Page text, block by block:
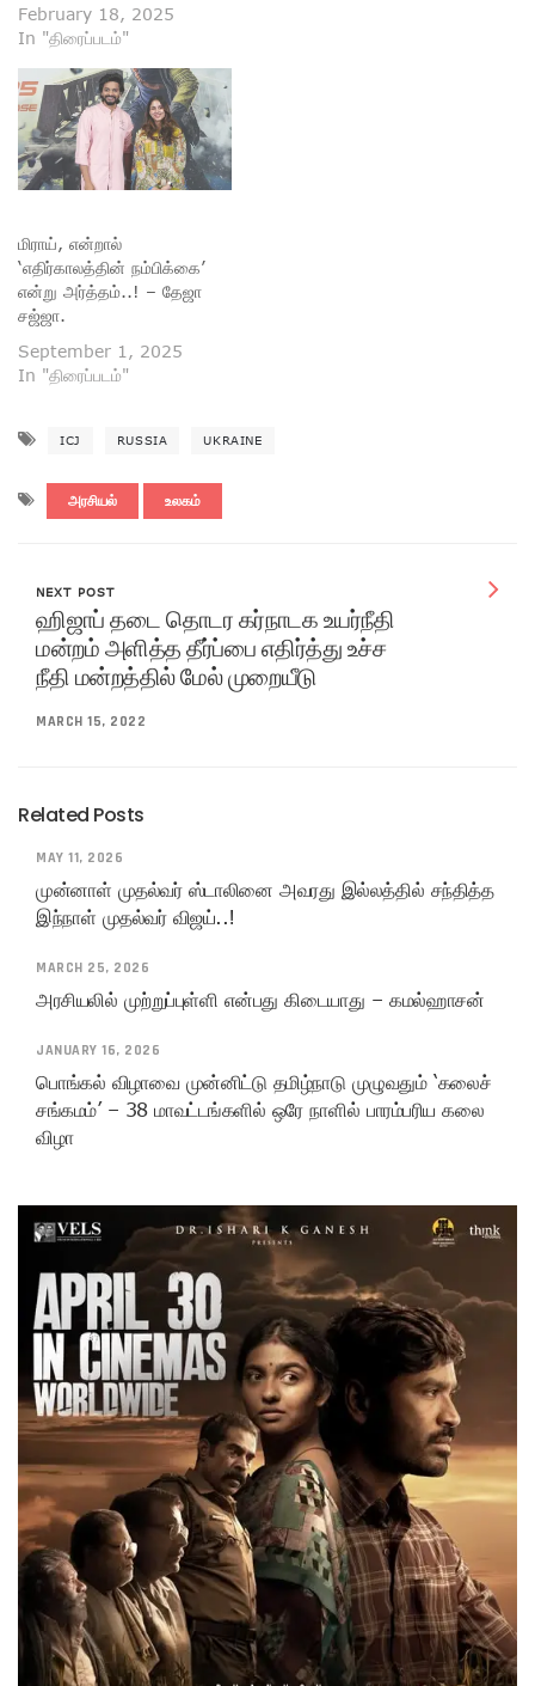
February 18, 2025
In "திரைப்படம்"
மிராய், என்றால்
‘எதிர்காலத்தின் நம்பிக்கை’
என்று அர்த்தம்..! – தேஜா
சஜ்ஜா.
September 1, 2025
In "திரைப்படம்"
ICJ RUSSIA UKRAINE
அரசியல் உலகம்
NEXT POST
ஹிஜாப் தடை தொடர கர்நாடக உயர்நீதி
மன்றம் அளித்த தீர்ப்பை எதிர்த்து உச்ச
நீதி மன்றத்தில் மேல் முறையீடு
MARCH 15, 2022
Related Posts
MAY 11, 2026
முன்னாள் முதல்வர் ஸ்டாலினை அவரது இல்லத்தில் சந்தித்த
இந்நாள் முதல்வர் விஜய்..!
MARCH 25, 2026
அரசியலில் முற்றுப்புள்ளி என்பது கிடையாது – கமல்ஹாசன்
JANUARY 16, 2026
பொங்கல் விழாவை முன்னிட்டு தமிழ்நாடு முழுவதும் ‘கலைச்
சங்கமம்’ – 38 மாவட்டங்களில் ஒரே நாளில் பாரம்பரிய கலை
விழா